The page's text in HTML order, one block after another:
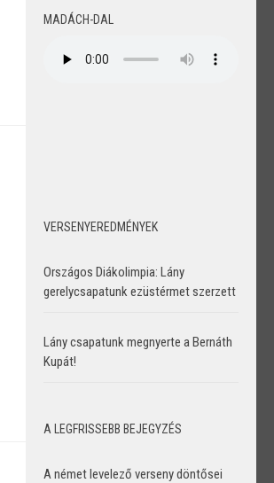
MADÁCH-DAL
VERSENYEREDMÉNYEK
Országos Diákolimpia: Lány
gerelycsapatunk ezüstérmet szerzett
Lány csapatunk megnyerte a Bernáth
Kupát!
A LEGFRISSEBB BEJEGYZÉS
A német levelező verseny döntősei